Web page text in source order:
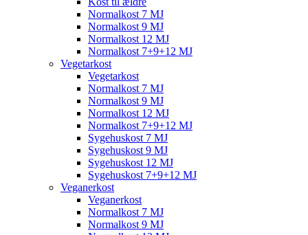
Normalkost 7 MJ
Normalkost 9 MJ
Normalkost 12 MJ
Normalkost 7+9+12 MJ
Vegetarkost
Vegetarkost
Normalkost 7 MJ
Normalkost 9 MJ
Normalkost 12 MJ
Normalkost 7+9+12 MJ
Sygehuskost 7 MJ
Sygehuskost 9 MJ
Sygehuskost 12 MJ
Sygehuskost 7+9+12 MJ
Veganerkost
Veganerkost
Normalkost 7 MJ
Normalkost 9 MJ